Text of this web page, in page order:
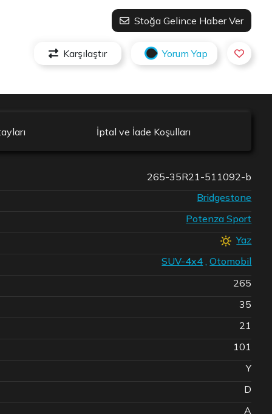
Stoğa Gelince Haber Ver
Karşılaştır Yorum Yap
İptal ve İade Koşulları
265-35R21-511092-b
Bridgestone
Potenza Sport
Yaz
SUV-4x4 ,Otomobil
265
35
21
101
Y
D
A